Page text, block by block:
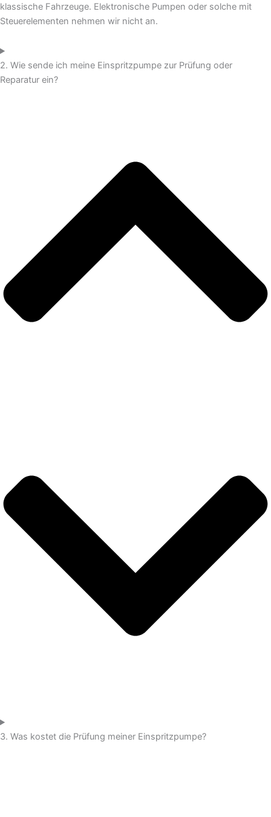
klassische Fahrzeuge. Elektronische Pumpen oder solche mit
Steuerelementen nehmen wir nicht an.
2. Wie sende ich meine Einspritzpumpe zur Prüfung oder
Reparatur ein?
3. Was kostet die Prüfung meiner Einspritzpumpe?